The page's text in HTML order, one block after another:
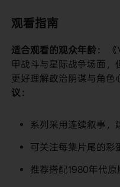
观看指南
​适合观看的观众年龄：​
甲战斗与星际战争场面，
更好理解政治阴谋与角色
议：​
系列采用连续叙事，
可关注每集片尾的彩
推荐搭配1980年代原